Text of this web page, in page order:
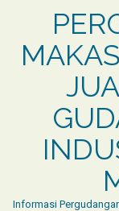
Informasi